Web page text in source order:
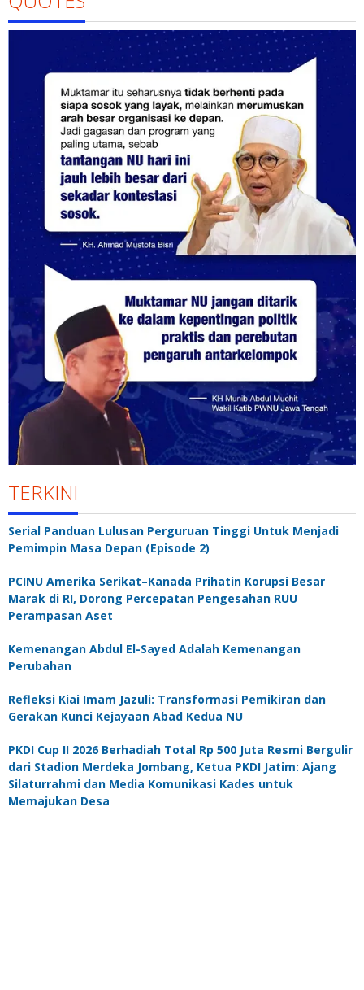
TERKINI
Serial Panduan Lulusan Perguruan Tinggi Untuk Menjadi
Pemimpin Masa Depan (Episode 2)
PCINU Amerika Serikat–Kanada Prihatin Korupsi Besar
Marak di RI, Dorong Percepatan Pengesahan RUU
Perampasan Aset
Kemenangan Abdul El-Sayed Adalah Kemenangan
Perubahan
Refleksi Kiai Imam Jazuli: Transformasi Pemikiran dan
Gerakan Kunci Kejayaan Abad Kedua NU
PKDI Cup II 2026 Berhadiah Total Rp 500 Juta Resmi Bergulir
dari Stadion Merdeka Jombang, Ketua PKDI Jatim: Ajang
Silaturrahmi dan Media Komunikasi Kades untuk
Memajukan Desa